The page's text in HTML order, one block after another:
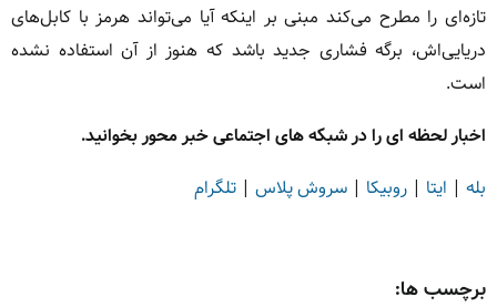
تازه‌ای را مطرح می‌کند مبنی بر اینکه آیا می‌تواند هرمز با کابل‌های
دریایی‌اش، برگه فشاری جدید باشد که هنوز از آن استفاده نشده
است.
اخبار لحظه ای را در شبکه های اجتماعی خبر محور بخوانید.
بله | ایتا | روبیکا | سروش پلاس | تلگرام
برچسب ها: